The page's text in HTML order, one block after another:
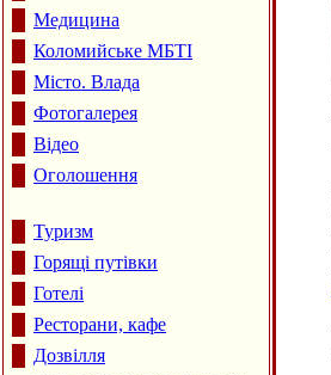
Медицина
Коломийське МБТІ
Місто. Влада
Фотогалерея
Відео
Оголошення
Туризм
Горящі путівки
Готелі
Ресторани, кафе
Дозвілля